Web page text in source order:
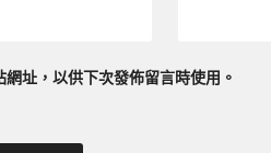
址，以供下次發佈留言時使用。